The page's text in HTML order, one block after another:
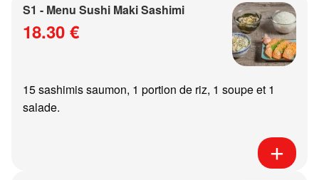
S1 - Menu Sushi Maki Sashimi
18.30 €
15 sashimis saumon, 1 portion de riz, 1 soupe et 1
salade.